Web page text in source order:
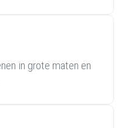
in grote maten en